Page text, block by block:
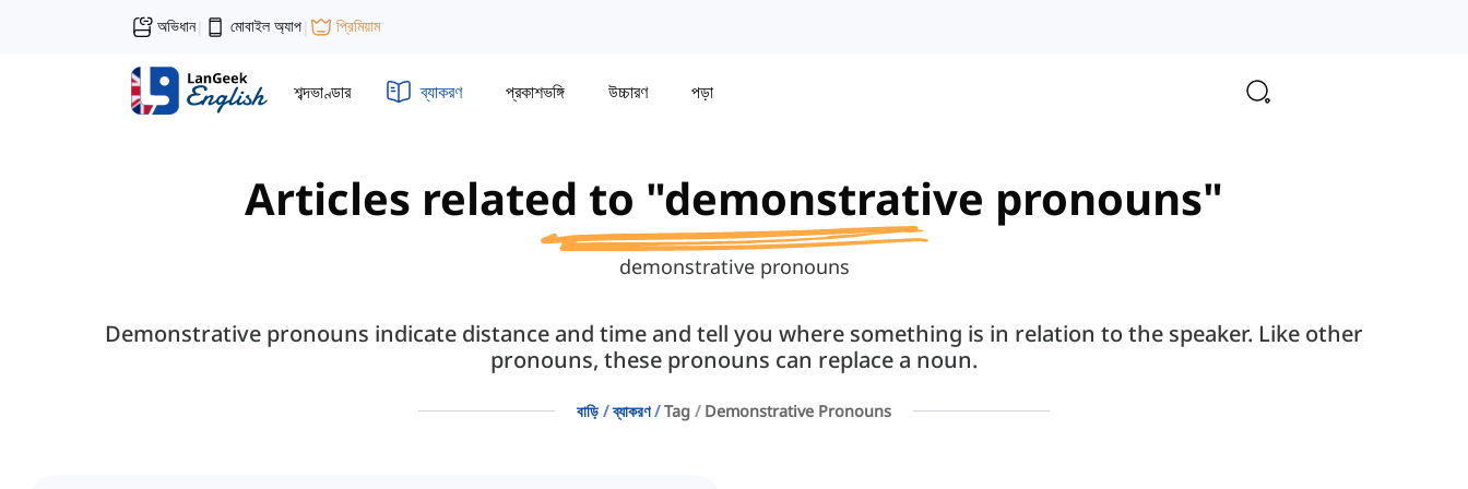
অভিধান| মোবাইল অ্যাপ| প্রিমিয়াম
শব্দভাণ্ডার ব্যাকরণ প্রকাশভঙ্গি উচ্চারণ পড়া
Articles related to "demonstrative pronouns"
demonstrative pronouns
Demonstrative pronouns indicate distance and time and tell you where something is in relation to the speaker. Like other
pronouns, these pronouns can replace a noun.
বাড়ি ব্যাকরণ Tag Demonstrative Pronouns